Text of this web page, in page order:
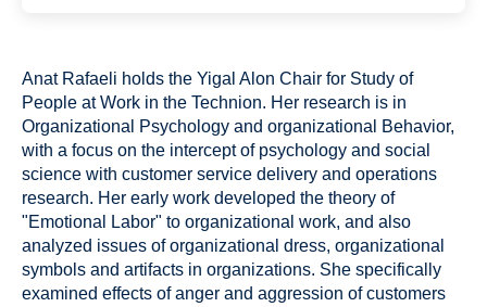
Anat Rafaeli holds the Yigal Alon Chair for Study of
People at Work in the Technion. Her research is in
Organizational Psychology and organizational Behavior,
with a focus on the intercept of psychology and social
science with customer service delivery and operations
research. Her early work developed the theory of
"Emotional Labor" to organizational work, and also
analyzed issues of organizational dress, organizational
symbols and artifacts in organizations. She specifically
examined effects of anger and aggression of customers